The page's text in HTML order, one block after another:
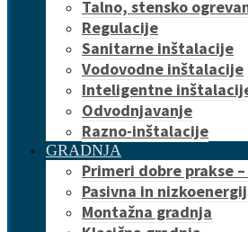
Talno, stensko
Regulacije
Sanitarne inštalacije
Vodovodne inštalacije
Inteligentne
Odvodnjavanje
Razno-inštalacije
GRADNJA
Primeri dobre prakse
Pasivna in
Montažna gradnja